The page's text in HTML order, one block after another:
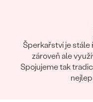
Šperkařství je
zároveň ale
Spojujeme tak